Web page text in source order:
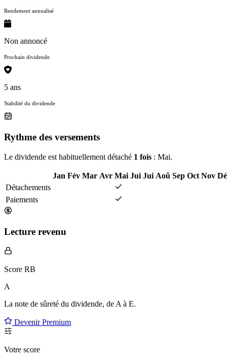
Rendement annualisé
Non annoncé
Prochain dividende
5 ans
Stabilité du dividende
Rythme des versements
Le dividende est habituellement détaché 1 fois : Mai.
Jan Fév Mar Avr Mai Jui Jui Aoû Sep Oct Nov
Détachements
Paiements
Lecture revenu
Score RB
A
La note de sûreté du dividende, de A à E.
Devenir Premium
Votre score